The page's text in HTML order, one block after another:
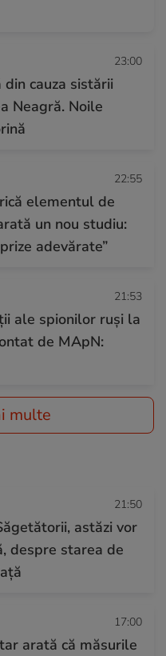
23:00
cauza sistării
Neagră. Noile
22:55
elementul de
un nou studiu:
adevărate”
21:53
ale spionilor ruși la
de MApN:
multe
21:50
astăzi vor
despre starea de
17:00
arată că măsurile